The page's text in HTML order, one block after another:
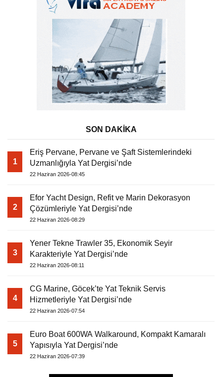
SON DAKİKA
1
Eriş Pervane, Pervane ve Şaft Sistemlerindeki
Uzmanlığıyla Yat Dergisi’nde
22 Haziran 2026-08:45
2
Efor Yacht Design, Refit ve Marin Dekorasyon
Çözümleriyle Yat Dergisi’nde
22 Haziran 2026-08:29
3
Yener Tekne Trawler 35, Ekonomik Seyir
Karakteriyle Yat Dergisi’nde
22 Haziran 2026-08:11
4
CG Marine, Göcek’te Yat Teknik Servis
Hizmetleriyle Yat Dergisi’nde
22 Haziran 2026-07:54
5
Euro Boat 600WA Walkaround, Kompakt Kamaralı
Yapısıyla Yat Dergisi’nde
22 Haziran 2026-07:39